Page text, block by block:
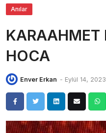
Anılar
KARAAHMET
HOCA
Enver Erkan - Eylül 14, 2023